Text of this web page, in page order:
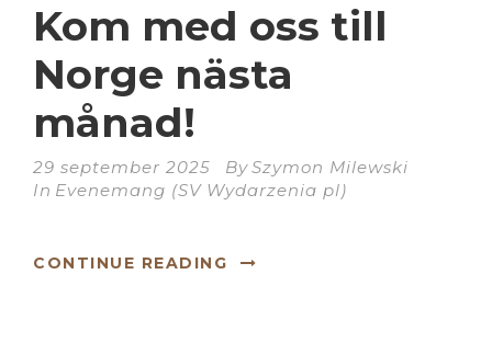
Kom med oss till
Norge nästa
månad!
29 september 2025 BySzymon Milewski
In Evenemang (SV Wydarzenia pl)
CONTINUE READING